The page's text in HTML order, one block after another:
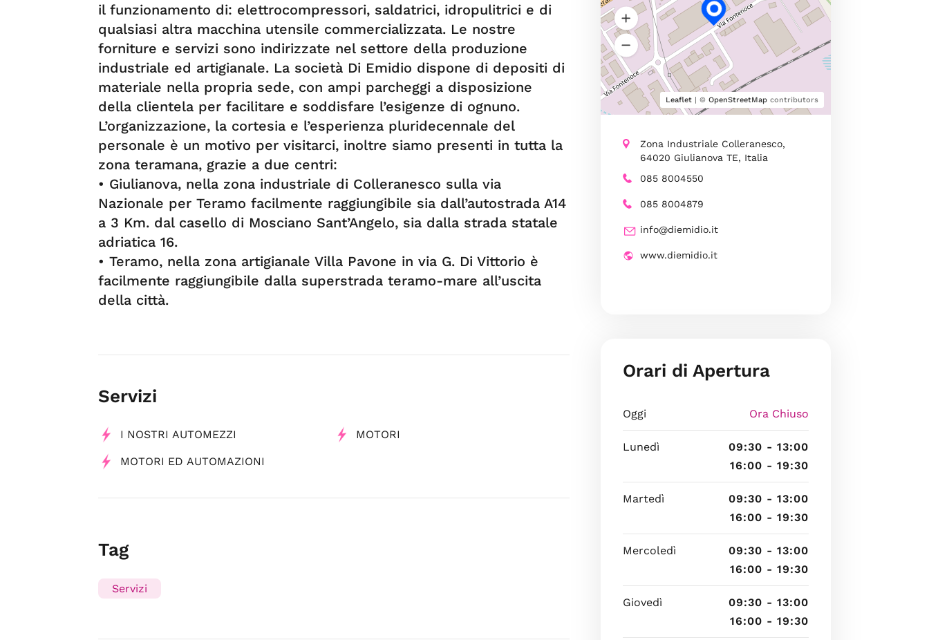
il funzionamento di: elettrocompressori, saldatrici, idropulitrici e di
qualsiasi altra macchina utensile commercializzata. Le nostre
forniture e servizi sono indirizzate nel settore della produzione
industriale ed artigianale. La società Di Emidio dispone di depositi di
materiale nella propria sede, con ampi parcheggi a disposizione
della clientela per facilitare e soddisfare l’esigenze di ognuno.
L’organizzazione, la cortesia e l’esperienza pluridecennale del
personale è un motivo per visitarci, inoltre siamo presenti in tutta la
zona teramana, grazie a due centri:
• Giulianova, nella zona industriale di Colleranesco sulla via
Nazionale per Teramo facilmente raggiungibile sia dall’autostrada A14
a 3 Km. dal casello di Mosciano Sant’Angelo, sia dalla strada statale
adriatica 16.
• Teramo, nella zona artigianale Villa Pavone in via G. Di Vittorio è
facilmente raggiungibile dalla superstrada teramo-mare all’uscita
della città.
Servizi
I NOSTRI AUTOMEZZI MOTORI
MOTORI ED AUTOMAZIONI
Tag
Servizi
Leaflet| © OpenStreetMapcontributors
Zona Industriale Colleranesco,
64020 Giulianova TE, Italia
085 8004550
085 8004879
info@diemidio.it
www.diemidio.it
Orari di Apertura
Oggi Ora Chiuso
Lunedì
09:30 - 13:00
16:00 - 19:30
Martedì
09:30 - 13:00
16:00 - 19:30
Mercoledì
09:30 - 13:00
16:00 - 19:30
Giovedì
09:30 - 13:00
16:00 - 19:30